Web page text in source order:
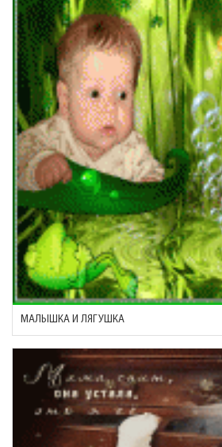
МАЛЫШКА И ЛЯГУШКА